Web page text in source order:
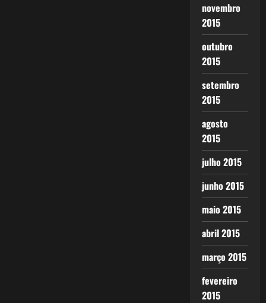
novembro
2015
outubro
2015
setembro
2015
agosto
2015
julho 2015
junho 2015
maio 2015
abril 2015
março 2015
fevereiro
2015